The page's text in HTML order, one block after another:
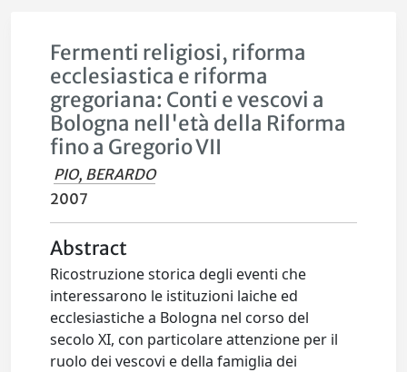
Fermenti religiosi, riforma
ecclesiastica e riforma
gregoriana: Conti e vescovi a
Bologna nell'età della Riforma
fino a Gregorio VII
PIO, BERARDO
2007
Abstract
Ricostruzione storica degli eventi che
interessarono le istituzioni laiche ed
ecclesiastiche a Bologna nel corso del
secolo XI, con particolare attenzione per il
ruolo dei vescovi e della famiglia dei